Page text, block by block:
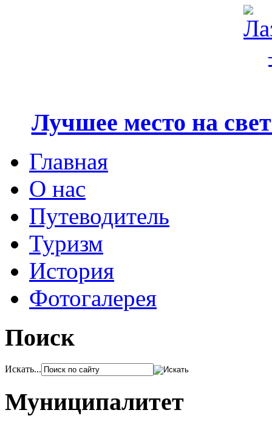
Лучшее место на
Главная
О нас
Путеводитель
Туризм
История
Фотогалерея
Поиск
Искать...
Муниципалитет